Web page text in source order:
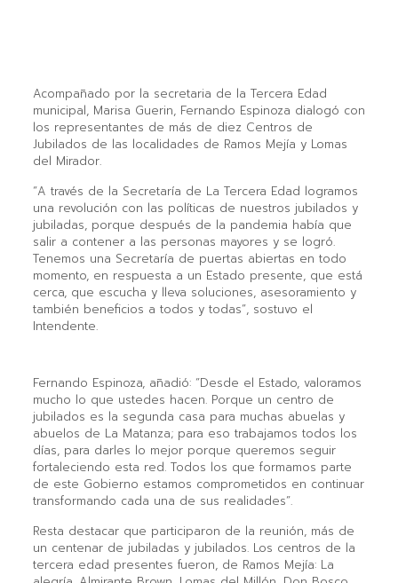
Acompañado por la secretaria de la Tercera Edad
municipal, Marisa Guerin, Fernando Espinoza dialogó con
los representantes de más de diez Centros de
Jubilados de las localidades de Ramos Mejía y Lomas
del Mirador.
“A través de la Secretaría de La Tercera Edad logramos
una revolución con las políticas de nuestros jubilados y
jubiladas, porque después de la pandemia había que
salir a contener a las personas mayores y se logró.
Tenemos una Secretaría de puertas abiertas en todo
momento, en respuesta a un Estado presente, que está
cerca, que escucha y lleva soluciones, asesoramiento y
también beneficios a todos y todas”, sostuvo el
Intendente.
Fernando Espinoza, añadió: “Desde el Estado, valoramos
mucho lo que ustedes hacen. Porque un centro de
jubilados es la segunda casa para muchas abuelas y
abuelos de La Matanza; para eso trabajamos todos los
días, para darles lo mejor porque queremos seguir
fortaleciendo esta red. Todos los que formamos parte
de este Gobierno estamos comprometidos en continuar
transformando cada una de sus realidades”.
Resta destacar que participaron de la reunión, más de
un centenar de jubiladas y jubilados. Los centros de la
tercera edad presentes fueron, de Ramos Mejía: La